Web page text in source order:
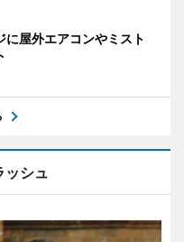
に屋外エアコンやミスト
ッシュ